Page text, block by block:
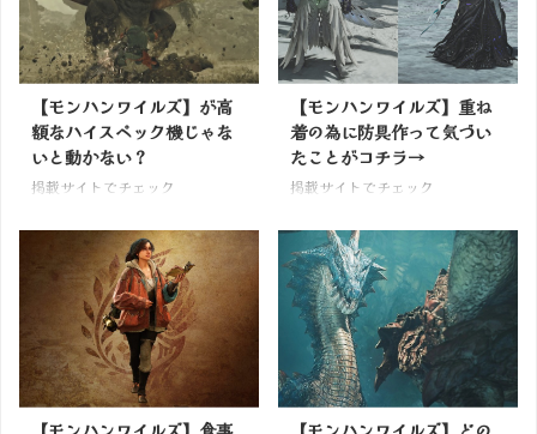
【モンハンワイルズ】が高
額なハイスペック機じゃな
いと動かない？
掲載サイトでチェック
【モンハンワイルズ】重ね
着の為に防具作って気づい
たことがコチラ→
掲載サイトでチェック